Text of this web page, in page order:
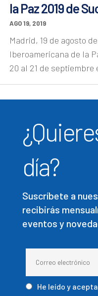
la Paz 2019 de
AGO 19, 2019
Madrid, 19 de agosto
Iberoamericana de la
20 al 21 de
día?
Suscríbete a
recibirás
eventos y
He leído y